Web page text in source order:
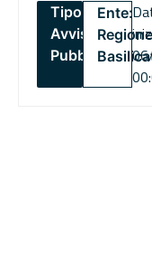
Tipo:
Avviso
Pubblico
Ente:
Regione